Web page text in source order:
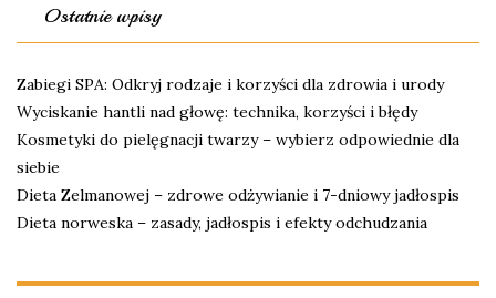
Ostatnie wpisy
Zabiegi SPA: Odkryj rodzaje i korzyści dla zdrowia i urody
Wyciskanie hantli nad głowę: technika, korzyści i błędy
Kosmetyki do pielęgnacji twarzy – wybierz odpowiednie dla
siebie
Dieta Zelmanowej – zdrowe odżywianie i 7-dniowy jadłospis
Dieta norweska – zasady, jadłospis i efekty odchudzania